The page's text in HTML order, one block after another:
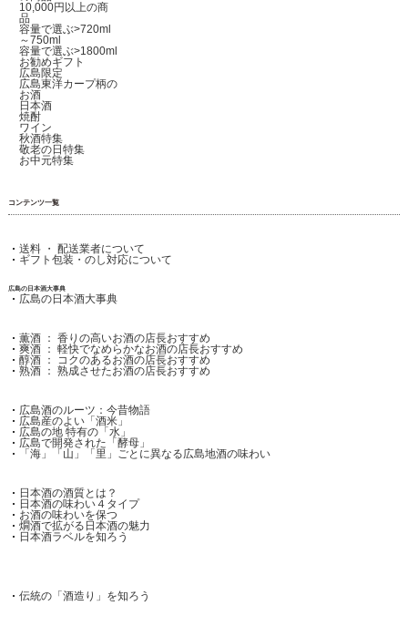
10,000円以上の商
品
容量で選ぶ>720ml
～750ml
容量で選ぶ>1800ml
お勧めギフト
広島限定
広島東洋カープ柄の
お酒
日本酒
焼酎
ワイン
秋酒特集
敬老の日特集
お中元特集
コンテンツ一覧
送料 ・ 配送業者について
ギフト包装・のし対応について
広島の日本酒大事典
広島の日本酒大事典
薫酒 ： 香りの高いお酒の店長おすすめ
爽酒 ： 軽快でなめらかなお酒の店長おすすめ
醇酒 ： コクのあるお酒の店長おすすめ
熟酒 ： 熟成させたお酒の店長おすすめ
広島酒のルーツ：今昔物語
広島産のよい「酒米」
広島の地 特有の「水」
広島で開発された「酵母」
「海」「山」「里」ごとに異なる広島地酒の味わい
日本酒の酒質とは？
日本酒の味わい４タイプ
お酒の味わいを保つ
燗酒で拡がる日本酒の魅力
日本酒ラベルを知ろう
伝統の「酒造り」を知ろう